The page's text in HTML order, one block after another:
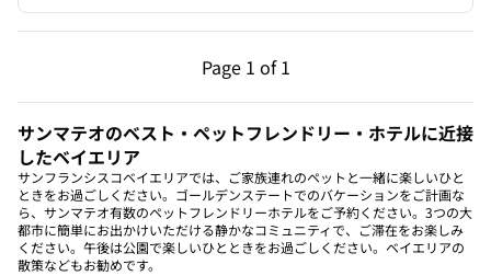
Page 1 of 1
前のページ（1/1）
Page 1 of 1
サンマテオのベスト・ペットフレンドリー・ホテルに近接
したベイエリア
サンフランシスコベイエリアでは、ご家族連れのペットと一緒に楽しいひと
ときをお過ごしください。ゴールデンステートでのバケーションをご計画な
ら、サンマテオ有数のペットフレンドリーホテルをご予約ください。3つの大
都市に簡単にお出かけいただける静かなコミュニティで、ご滞在をお楽しみ
ください。午後は公園で楽しいひとときをお過ごしください。ベイエリアの
散策などもお勧めです。